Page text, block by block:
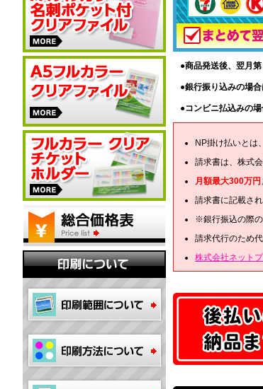
●商品発送後、翌月
●銀行振り込みの場
●コンビニ払込みの
NP掛け払いとは
請求書は、株式
月額最大300万円
請求書に記載さ
※銀行振込の際の
請求代行のため
株式会社ネット